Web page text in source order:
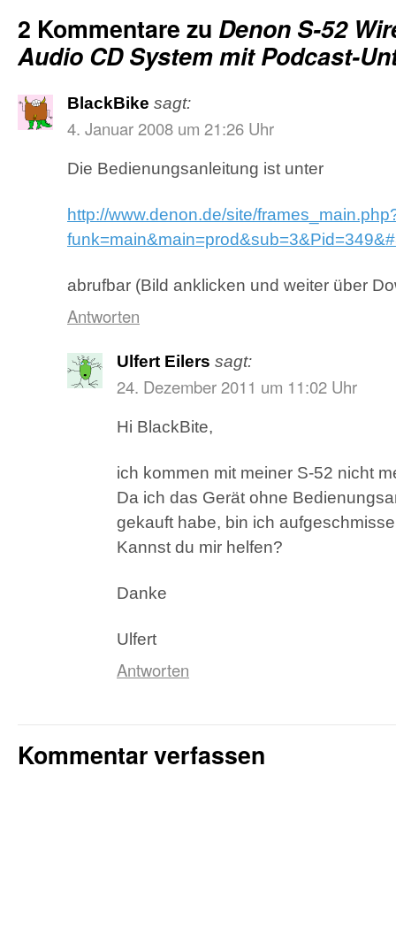
2 Kommentare zu Denon S-52
Audio CD System mit Podcast-
BlackBike sagt:
4. Januar 2008 um 21:26 Uhr
Die Bedienungsanleitung ist unter
http://www.denon.de/site/
abrufbar (Bild anklicken und weiter über
Antworten
Ulfert Eilers sagt:
24. Dezember 2011 um 11:02 Uhr
Hi BlackBite,
ich kommen mit meiner S-52 nicht
Da ich das Gerät ohne
gekauft habe, bin ich
Kannst du mir helfen?
Danke
Ulfert
Antworten
Kommentar verfassen